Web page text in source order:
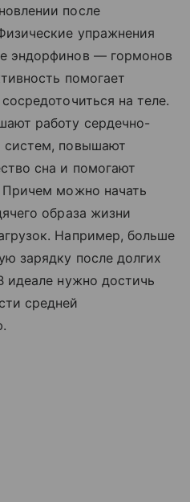
после
упражнения
эндорфинов — гормонов
помогает
на теле.
работу сердечно-
систем, повышают
сна и помогают
Причем можно начать
образа жизни
Например, больше
зарядку после долгих
идеале нужно достичь
средней